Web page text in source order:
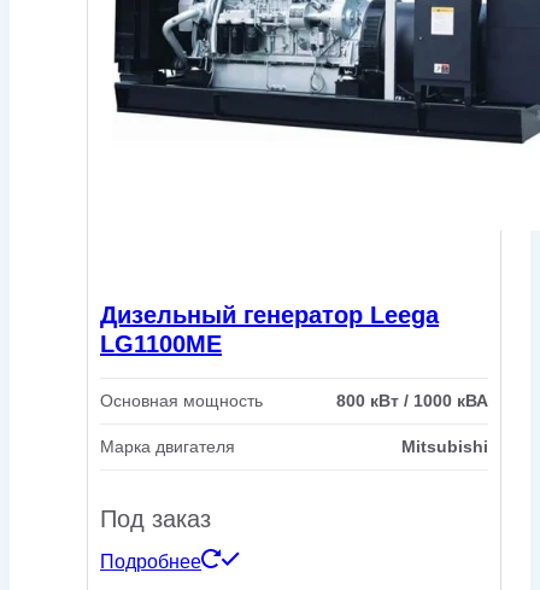
Дизельный генератор Leega
LG1100ME
Основная мощность 800 кВт / 1000 кВА
Марка двигателя Mitsubishi
Под заказ
Подробнее